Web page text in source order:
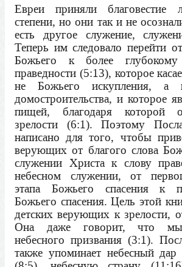
Евреи приняли
степени, но они так и не
есть другое служение,
Теперь им следовало перейти
Божьего к более
праведности (5:13), которое
не Божьего искупления, а
домостроительства, и которое
пищей, благодаря которой
зрелости (6:1). Поэтому
написано для того, чтобы
верующих от благого слова
служении Христа к слову
небесном служении, от
этапа Божьего спасения к
Божьего спасения. Цель этой
детских верующих к зрелости,
Она даже говорит, что мы
небесного призвания (3:1).
также упоминает небесный дар